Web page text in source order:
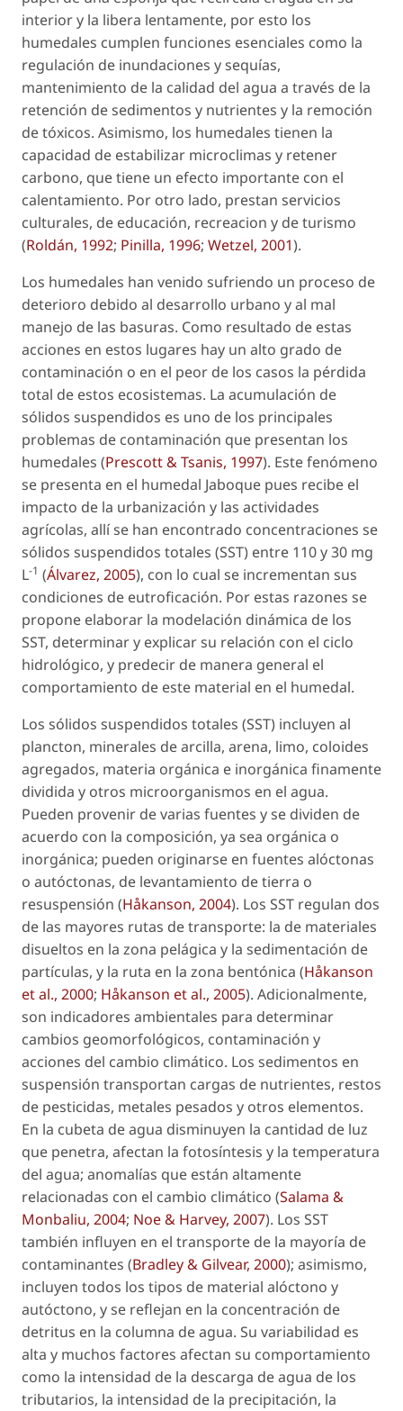
interior y la libera lentamente, por esto los
humedales cumplen funciones esenciales como la
regulación de inundaciones y sequías,
mantenimiento de la calidad del agua a través de la
retención de sedimentos y nutrientes y la remoción
de tóxicos. Asimismo, los humedales tienen la
capacidad de estabilizar microclimas y retener
carbono, que tiene un efecto importante con el
calentamiento. Por otro lado, prestan servicios
culturales, de educación, recreacion y de turismo
(Roldán, 1992; Pinilla, 1996; Wetzel, 2001).
Los humedales han venido sufriendo un proceso de
deterioro debido al desarrollo urbano y al mal
manejo de las basuras. Como resultado de estas
acciones en estos lugares hay un alto grado de
contaminación o en el peor de los casos la pérdida
total de estos ecosistemas. La acumulación de
sólidos suspendidos es uno de los principales
problemas de contaminación que presentan los
humedales (Prescott & Tsanis, 1997). Este fenómeno
se presenta en el humedal Jaboque pues recibe el
impacto de la urbanización y las actividades
agrícolas, allí se han encontrado concentraciones se
sólidos suspendidos totales (SST) entre 110 y 30 mg
L-1 (Álvarez, 2005), con lo cual se incrementan sus
condiciones de eutroficación. Por estas razones se
propone elaborar la modelación dinámica de los
SST, determinar y explicar su relación con el ciclo
hidrológico, y predecir de manera general el
comportamiento de este material en el humedal.
Los sólidos suspendidos totales (SST) incluyen al
plancton, minerales de arcilla, arena, limo, coloides
agregados, materia orgánica e inorgánica finamente
dividida y otros microorganismos en el agua.
Pueden provenir de varias fuentes y se dividen de
acuerdo con la composición, ya sea orgánica o
inorgánica; pueden originarse en fuentes alóctonas
o autóctonas, de levantamiento de tierra o
resuspensión (Håkanson, 2004). Los SST regulan dos
de las mayores rutas de transporte: la de materiales
disueltos en la zona pelágica y la sedimentación de
partículas, y la ruta en la zona bentónica (Håkanson
et al., 2000; Håkanson et al., 2005). Adicionalmente,
son indicadores ambientales para determinar
cambios geomorfológicos, contaminación y
acciones del cambio climático. Los sedimentos en
suspensión transportan cargas de nutrientes, restos
de pesticidas, metales pesados y otros elementos.
En la cubeta de agua disminuyen la cantidad de luz
que penetra, afectan la fotosíntesis y la temperatura
del agua; anomalías que están altamente
relacionadas con el cambio climático (Salama &
Monbaliu, 2004; Noe & Harvey, 2007). Los SST
también influyen en el transporte de la mayoría de
contaminantes (Bradley & Gilvear, 2000); asimismo,
incluyen todos los tipos de material alóctono y
autóctono, y se reflejan en la concentración de
detritus en la columna de agua. Su variabilidad es
alta y muchos factores afectan su comportamiento
como la intensidad de la descarga de agua de los
tributarios, la intensidad de la precipitación, la